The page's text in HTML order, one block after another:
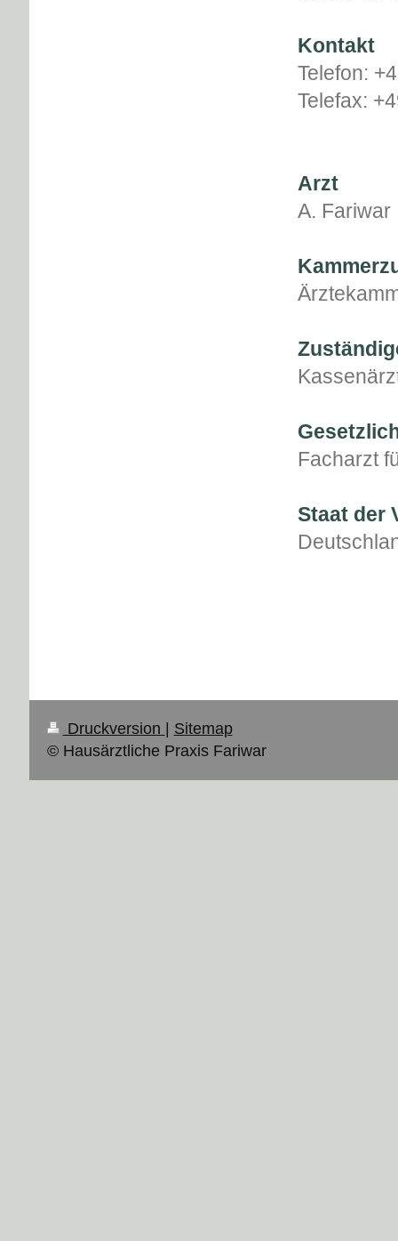
Kontakt
Telefon:
Telefax:
Arzt
A. Fariwar
Facharzt
Staat der
Druckversion
Sitemap
© Hausärztliche Praxis Fariwar